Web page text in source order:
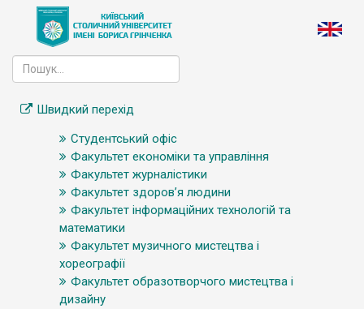
Швидкий перехід
Студентський офіс
Факультет економіки та управління
Факультет журналістики
Факультет здоров’я людини
Факультет інформаційних технологій та
математики
Факультет музичного мистецтва і
хореографії
Факультет образотворчого мистецтва і
дизайну